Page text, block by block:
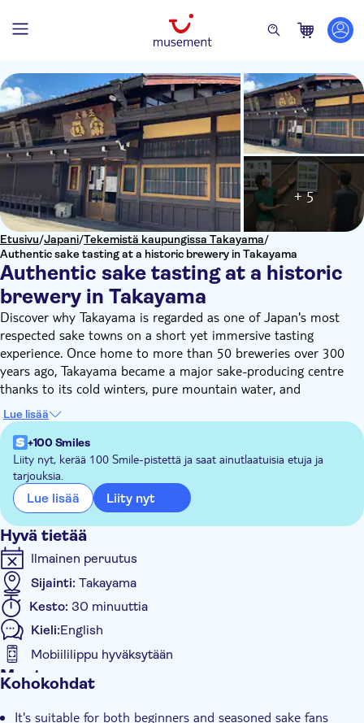
Etusivu/Japani/Tekemistä kaupungissa Takayama/
Authentic sake tasting at a historic brewery in Takayama
Authentic sake tasting at a historic
brewery in Takayama
+ 5
Discover why Takayama is regarded as one of Japan's most
respected sake towns on a short yet immersive tasting
experience. Once home to more than 50 breweries over 300
years ago, Takayama became a major sake-producing centre
thanks to its cold winters, pure mountain water, and
generations of craftsmanship. Today, only a few breweries
remain, continuing these traditions.
On this guided visit to a historic local brewery, you'll learn how
sake is made - from ingredients and fermentation to the
regional characteristics that influence flavour - in a clear,
approachable way suitable for both beginners and seasoned
sake fans. You'll then taste five carefully selected local sakes,
learning to identify differences in aroma, flavour, and texture,
and gaining a deeper appreciation of what makes Takayama's
sake unique.
Designed to be relaxed and easy to fit into your schedule, this
experience is ideal for travellers with limited time, first-time
sake drinkers, or anyone seeking an authentic cultural moment
without joining a long tour.
Lue lisää
+100 Smiles
Liity nyt, kerää 100 Smile-pistettä ja saat ainutlaatuisia etuja ja
tarjouksia.
Lue lisää Liity nyt
Hyvä tietää
Ilmainen peruutus
Sijainti: Takayama
Kesto: 30 minuuttia
Kieli:English
Mobiililippu hyväksytään
Muuta
Kohokohdat
It's suitable for both beginners and seasoned sake fans